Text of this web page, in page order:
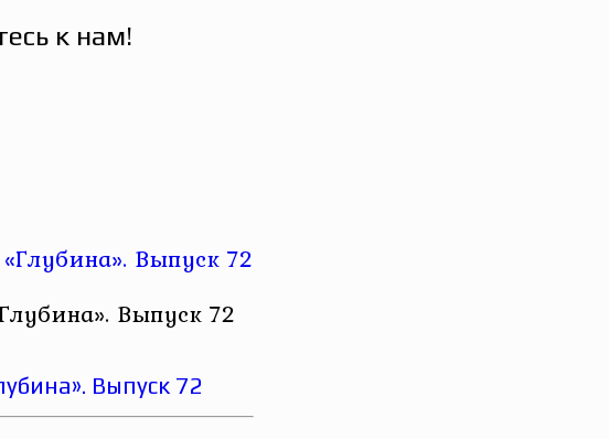
к нам!
Выпуск 72
Выпуск 72